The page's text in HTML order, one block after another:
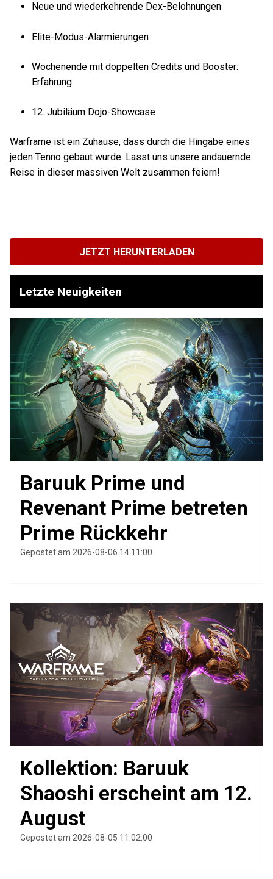
Neue und wiederkehrende Dex-Belohnungen
Elite-Modus-Alarmierungen
Wochenende mit doppelten Credits und Booster:
Erfahrung
12. Jubiläum Dojo-Showcase
Warframe ist ein Zuhause, dass durch die Hingabe eines
jeden Tenno gebaut wurde. Lasst uns unsere andauernde
Reise in dieser massiven Welt zusammen feiern!
JETZT HERUNTERLADEN
Letzte Neuigkeiten
Baruuk Prime und
Revenant Prime betreten
Prime Rückkehr
Gepostet am 2026-08-06 14:11:00
Kollektion: Baruuk
Shaoshi erscheint am 12.
August
Gepostet am 2026-08-05 11:02:00